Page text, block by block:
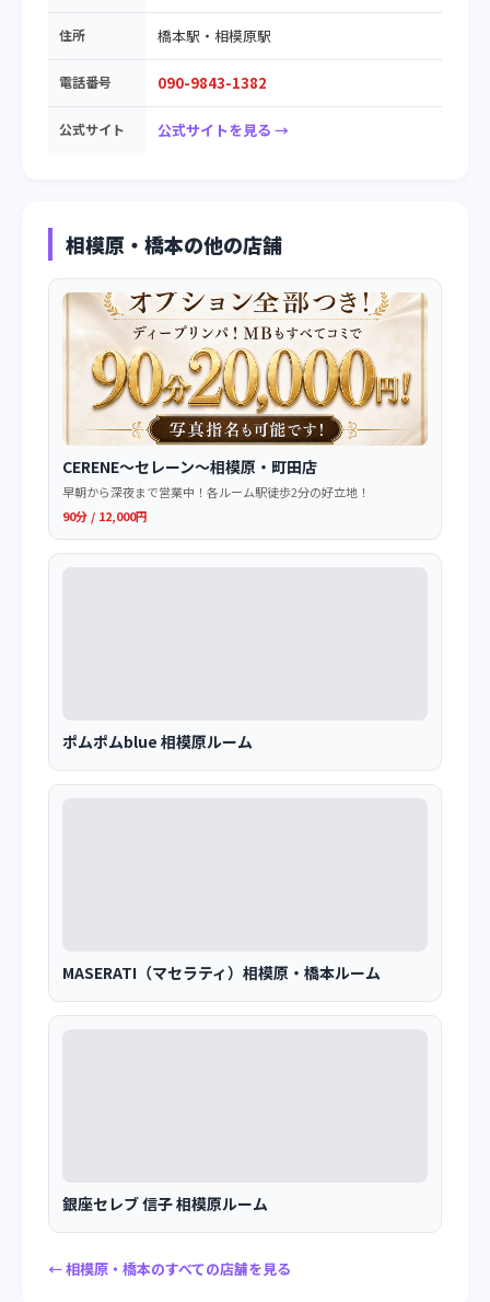
住所 橋本駅・相模原駅
電話番号 090-9843-1382
公式サイト 公式サイトを見る →
相模原・橋本の他の店舗
CERENE～セレーン～相模原・町田店
早朝から深夜まで営業中！各ルーム駅徒歩2分の好立地！
90分 / 12,000円
ポムポムblue 相模原ルーム
MASERATI（マセラティ）相模原・橋本ルーム
銀座セレブ 信子 相模原ルーム
← 相模原・橋本のすべての店舗を見る